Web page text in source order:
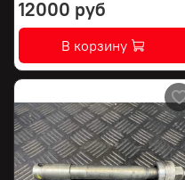
12000 руб
В корзину